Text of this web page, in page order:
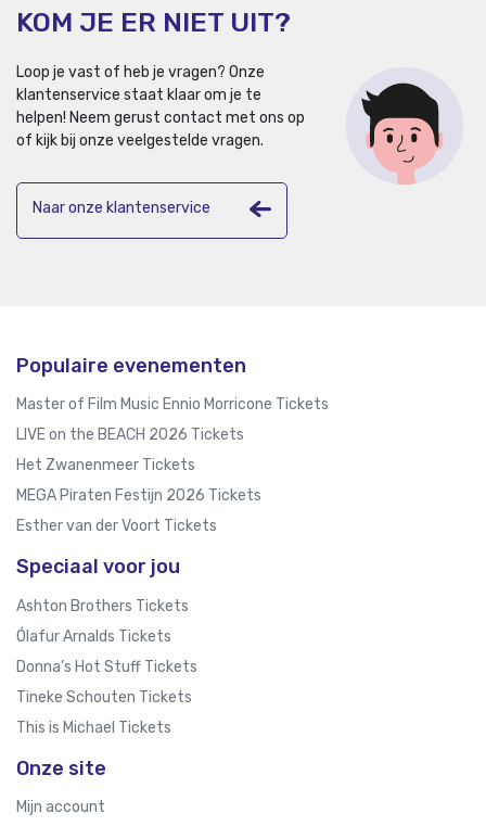
KOM JE ER NIET UIT?
Loop je vast of heb je vragen? Onze
klantenservice staat klaar om je te
helpen! Neem gerust contact met ons op
of kijk bij onze veelgestelde vragen.
Naar onze klantenservice
Populaire evenementen
Master of Film Music Ennio Morricone Tickets
LIVE on the BEACH 2026 Tickets
Het Zwanenmeer Tickets
MEGA Piraten Festijn 2026 Tickets
Esther van der Voort Tickets
Speciaal voor jou
Ashton Brothers Tickets
Ólafur Arnalds Tickets
Donna’s Hot Stuff Tickets
Tineke Schouten Tickets
This is Michael Tickets
Onze site
Mijn account